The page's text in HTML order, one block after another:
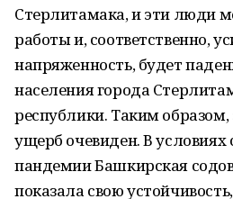
Стерлитамака, и эти люди
работы и, соответственно,
напряженность, будет
населения города
республики. Таким
ущерб очевиден. В
пандемии Башкирская
показала свою